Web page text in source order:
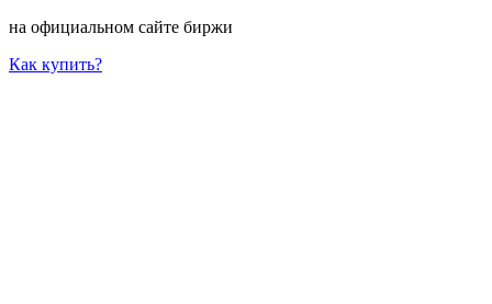
на официальном сайте биржи
Как купить?